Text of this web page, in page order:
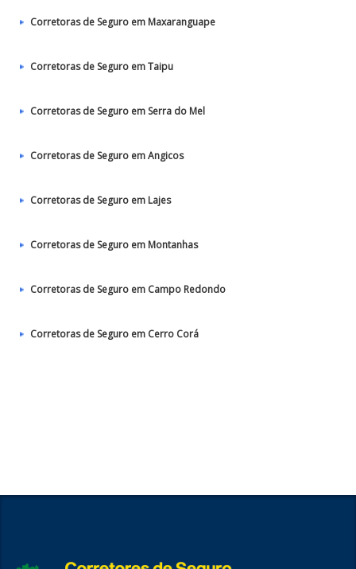
Corretoras de Seguro em Maxaranguape
Corretoras de Seguro em Taipu
Corretoras de Seguro em Serra do Mel
Corretoras de Seguro em Angicos
Corretoras de Seguro em Lajes
Corretoras de Seguro em Montanhas
Corretoras de Seguro em Campo Redondo
Corretoras de Seguro em Cerro Corá